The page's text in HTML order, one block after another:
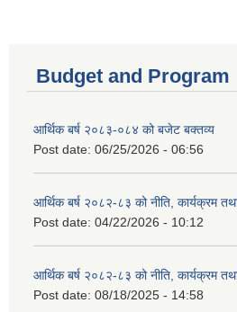
Budget and Program
आर्थिक बर्ष २०८३-०८४ को बजेट बक्तव्य
Post date: 06/25/2026 - 06:56
आर्थिक बर्ष २०८२-८३ को नीति, कार्यक्रम
Post date: 04/22/2026 - 10:12
आर्थिक बर्ष २०८२-८३ को नीति, कार्यक्रम
Post date: 08/18/2025 - 14:58